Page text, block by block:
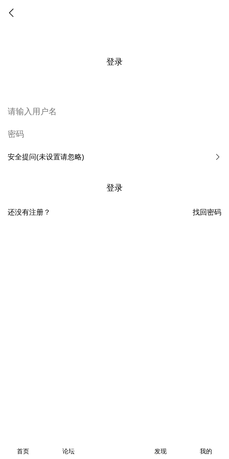
登录
安全提问(未设置请忽略)
登录
找回密码
还没有注册？
首页 论坛 发现 我的